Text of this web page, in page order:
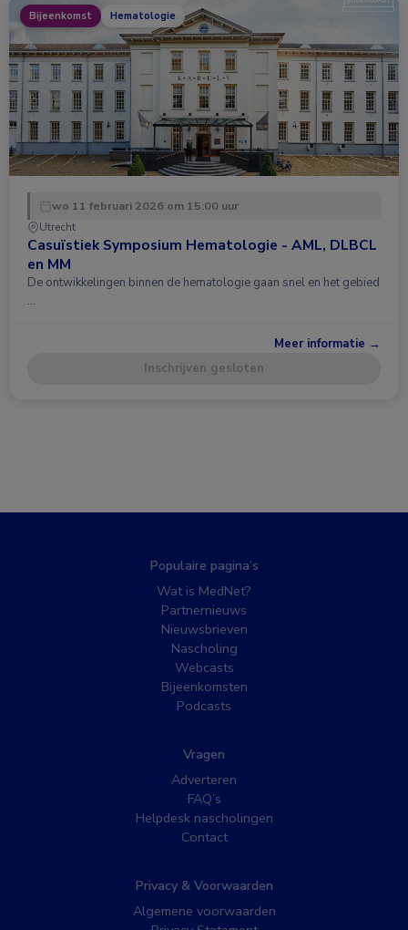
Bijeenkomst Hematologie
wo 11 februari 2026 om 15:00 uur
Utrecht
Casuïstiek Symposium Hematologie - AML, DLBCL
en MM
De ontwikkelingen binnen de hematologie gaan snel en het gebied
…
Meer informatie →
Inschrijven gesloten
Populaire pagina’s
Wat is MedNet?
Partnernieuws
Nieuwsbrieven
Nascholing
Webcasts
Bijeenkomsten
Podcasts
Vragen
Adverteren
FAQ’s
Helpdesk nascholingen
Contact
Privacy & Voorwaarden
Algemene voorwaarden